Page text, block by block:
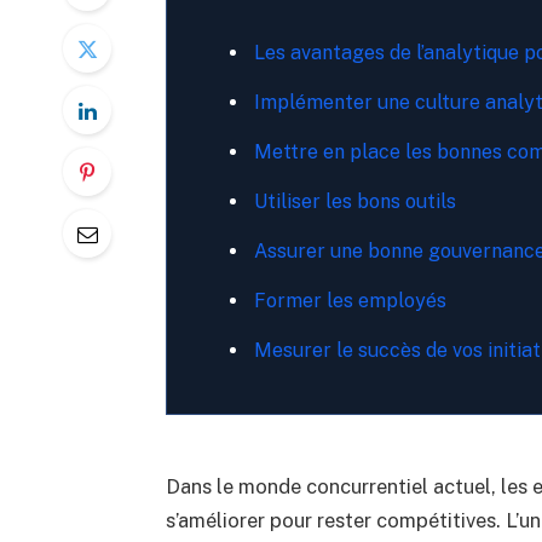
Les avantages de l’analytique
Implémenter une culture
Mettre en place les bonnes
Utiliser les bons outils
Assurer une bonne
Former les employés
Mesurer le succès de vos
Dans le monde concurrentiel actuel, les
s’améliorer pour rester compétitives.